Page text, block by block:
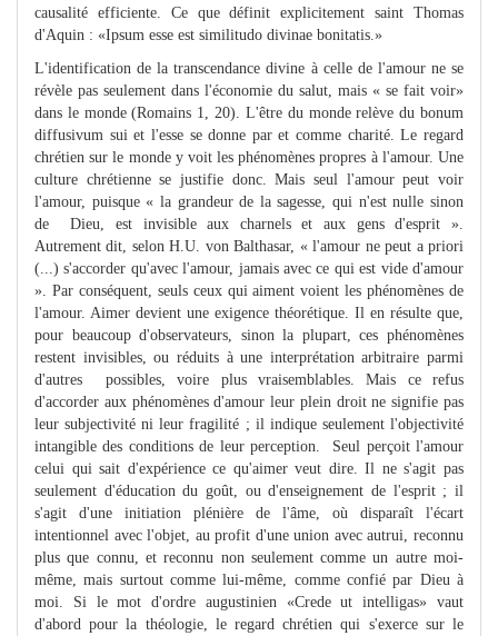
causalité efficiente. Ce que définit explicitement saint Thomas
d'Aquin : «Ipsum esse est similitudo divinae bonitatis.»
L'identification de la transcendance divine à celle de l'amour ne se
révèle pas seulement dans l'économie du salut, mais « se fait voir»
dans le monde (Romains 1, 20). L'être du monde relève du bonum
diffusivum sui et l'esse se donne par et comme charité. Le regard
chrétien sur le monde y voit les phénomènes propres à l'amour. Une
culture chrétienne se justifie donc. Mais seul l'amour peut voir
l'amour, puisque « la grandeur de la sagesse, qui n'est nulle sinon
de Dieu, est invisible aux charnels et aux gens d'esprit ».
Autrement dit, selon H.U. von Balthasar, « l'amour ne peut a priori
(...) s'accorder qu'avec l'amour, jamais avec ce qui est vide d'amour
». Par conséquent, seuls ceux qui aiment voient les phénomènes de
l'amour. Aimer devient une exigence théorétique. Il en résulte que,
pour beaucoup d'observateurs, sinon la plupart, ces phénomènes
restent invisibles, ou réduits à une interprétation arbitraire parmi
d'autres possibles, voire plus vraisemblables. Mais ce refus
d'accorder aux phénomènes d'amour leur plein droit ne signifie pas
leur subjectivité ni leur fragilité ; il indique seulement l'objectivité
intangible des conditions de leur perception. Seul perçoit l'amour
celui qui sait d'expérience ce qu'aimer veut dire. Il ne s'agit pas
seulement d'éducation du goût, ou d'enseignement de l'esprit ; il
s'agit d'une initiation plénière de l'âme, où disparaît l'écart
intentionnel avec l'objet, au profit d'une union avec autrui, reconnu
plus que connu, et reconnu non seulement comme un autre moi-
même, mais surtout comme lui-même, comme confié par Dieu à
moi. Si le mot d'ordre augustinien «Crede ut intelligas» vaut
d'abord pour la théologie, le regard chrétien qui s'exerce sur le